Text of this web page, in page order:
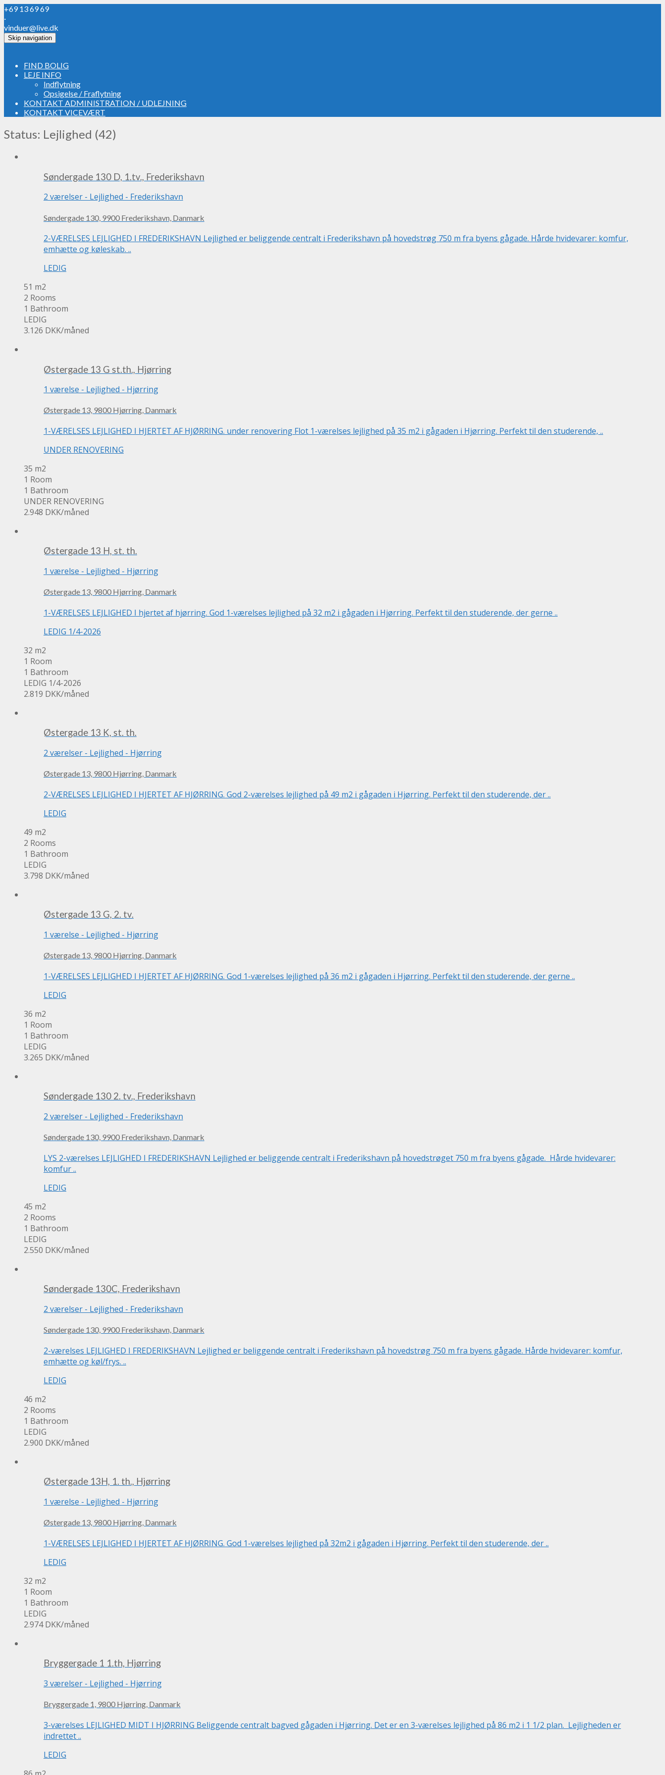
+69 13 69 69
·
vinduer@live.dk
Skip navigation
FIND BOLIG
LEJE INFO
Indflytning
Opsigelse / Fraflytning
KONTAKT ADMINISTRATION / UDLEJNING
KONTAKT VICEVÆRT
Status: Lejlighed (42)
Søndergade 130 D, 1.tv., Frederikshavn
2 værelser - Lejlighed - Frederikshavn
Søndergade 130, 9900 Frederikshavn, Danmark
2-VÆRELSES LEJLIGHED I FREDERIKSHAVN Lejlighed er beliggende centralt i Frederikshavn på hovedstrøg 750 m fra byens gågade. Hårde hvidevarer: komfur,
emhætte og køleskab. ..
LEDIG
51 m2
2 Rooms
1 Bathroom
LEDIG
3.126 DKK/måned
Østergade 13 G st.th., Hjørring
1 værelse - Lejlighed - Hjørring
Østergade 13, 9800 Hjørring, Danmark
1-VÆRELSES LEJLIGHED I HJERTET AF HJØRRING. under renovering Flot 1-værelses lejlighed på 35 m2 i gågaden i Hjørring. Perfekt til den studerende, ..
UNDER RENOVERING
35 m2
1 Room
1 Bathroom
UNDER RENOVERING
2.948 DKK/måned
Østergade 13 H, st. th.
1 værelse - Lejlighed - Hjørring
Østergade 13, 9800 Hjørring, Danmark
1-VÆRELSES LEJLIGHED I hjertet af hjørring. God 1-værelses lejlighed på 32 m2 i gågaden i Hjørring. Perfekt til den studerende, der gerne ..
LEDIG 1/4-2026
32 m2
1 Room
1 Bathroom
LEDIG 1/4-2026
2.819 DKK/måned
Østergade 13 K, st. th.
2 værelser - Lejlighed - Hjørring
Østergade 13, 9800 Hjørring, Danmark
2-VÆRELSES LEJLIGHED I HJERTET AF HJØRRING. God 2-værelses lejlighed på 49 m2 i gågaden i Hjørring. Perfekt til den studerende, der ..
LEDIG
49 m2
2 Rooms
1 Bathroom
LEDIG
3.798 DKK/måned
Østergade 13 G, 2. tv.
1 værelse - Lejlighed - Hjørring
Østergade 13, 9800 Hjørring, Danmark
1-VÆRELSES LEJLIGHED I HJERTET AF HJØRRING. God 1-værelses lejlighed på 36 m2 i gågaden i Hjørring. Perfekt til den studerende, der gerne ..
LEDIG
36 m2
1 Room
1 Bathroom
LEDIG
3.265 DKK/måned
Søndergade 130 2. tv., Frederikshavn
2 værelser - Lejlighed - Frederikshavn
Søndergade 130, 9900 Frederikshavn, Danmark
LYS 2-værelses LEJLIGHED I FREDERIKSHAVN Lejlighed er beliggende centralt i Frederikshavn på hovedstrøget 750 m fra byens gågade. Hårde hvidevarer:
komfur ..
LEDIG
45 m2
2 Rooms
1 Bathroom
LEDIG
2.550 DKK/måned
Søndergade 130C, Frederikshavn
2 værelser - Lejlighed - Frederikshavn
Søndergade 130, 9900 Frederikshavn, Danmark
2-værelses LEJLIGHED I FREDERIKSHAVN Lejlighed er beliggende centralt i Frederikshavn på hovedstrøg 750 m fra byens gågade. Hårde hvidevarer: komfur,
emhætte og køl/frys. ..
LEDIG
46 m2
2 Rooms
1 Bathroom
LEDIG
2.900 DKK/måned
Østergade 13H, 1. th., Hjørring
1 værelse - Lejlighed - Hjørring
Østergade 13, 9800 Hjørring, Danmark
1-VÆRELSES LEJLIGHED I HJERTET AF HJØRRING. God 1-værelses lejlighed på 32m2 i gågaden i Hjørring. Perfekt til den studerende, der ..
LEDIG
32 m2
1 Room
1 Bathroom
LEDIG
2.974 DKK/måned
Bryggergade 1 1.th, Hjørring
3 værelser - Lejlighed - Hjørring
Bryggergade 1, 9800 Hjørring, Danmark
3-værelses LEJLIGHED MIDT I HJØRRING Beliggende centralt bagved gågaden i Hjørring. Det er en 3-værelses lejlighed på 86 m2 i 1 1/2 plan. Lejligheden er
indrettet ..
LEDIG